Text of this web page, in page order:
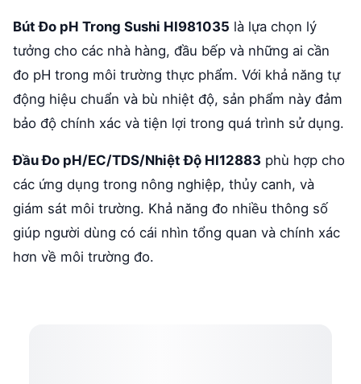
Bút Đo pH Trong Sushi HI981035 là lựa chọn lý
tưởng cho các nhà hàng, đầu bếp và những ai cần
đo pH trong môi trường thực phẩm. Với khả năng tự
động hiệu chuẩn và bù nhiệt độ, sản phẩm này đảm
bảo độ chính xác và tiện lợi trong quá trình sử dụng.
Đầu Đo pH/EC/TDS/Nhiệt Độ HI12883 phù hợp cho
các ứng dụng trong nông nghiệp, thủy canh, và
giám sát môi trường. Khả năng đo nhiều thông số
giúp người dùng có cái nhìn tổng quan và chính xác
hơn về môi trường đo.